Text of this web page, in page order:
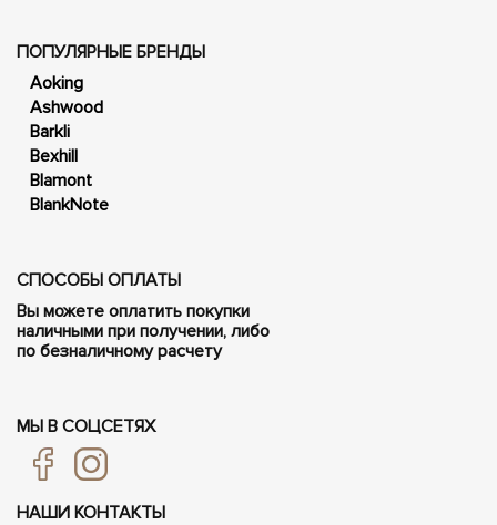
ПОПУЛЯРНЫЕ БРЕНДЫ
Aoking
Ashwood
Barkli
Bexhill
Blamont
BlankNote
СПОСОБЫ ОПЛАТЫ
Вы можете оплатить покупки
наличными при получении, либо
по безналичному расчету
МЫ В СОЦСЕТЯХ
НАШИ КОНТАКТЫ